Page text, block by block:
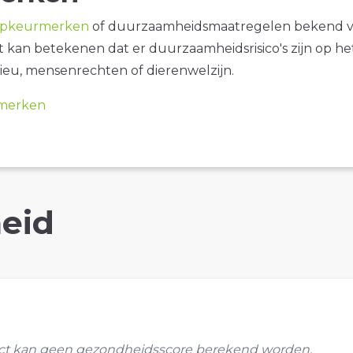
of duurzaamheidsmaatregelen bekend
kan betekenen dat er duurzaamheidsrisico's zijn op
mensenrechten of dierenwelzijn.
kan geen gezondheidsscore berekend worden.